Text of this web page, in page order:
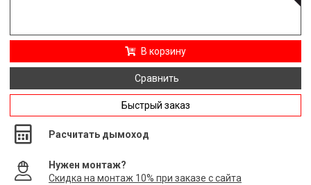
В корзину
Сравнить
Быстрый заказ
Расчитать дымоход
Нужен монтаж?
Скидка на монтаж 10% при заказе с сайта